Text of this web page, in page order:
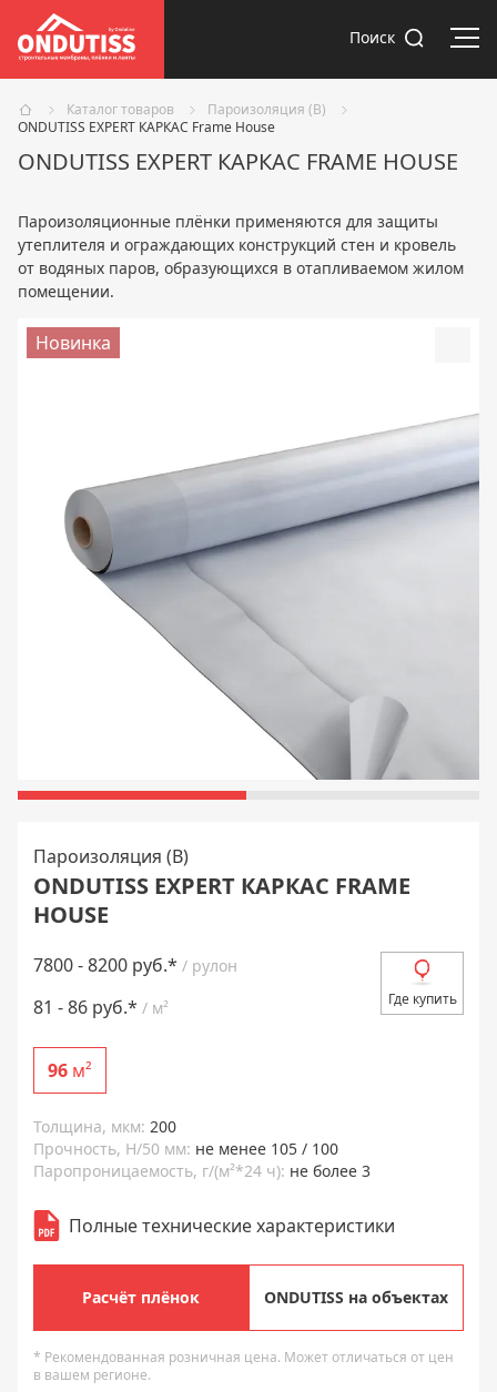
Поиск
Каталог товаров
Пароизоляция (В)
ONDUTISS EXPERT КАРКАС Frame House
ONDUTISS EXPERT КАРКАС FRAME HOUSE
Пароизоляционные плёнки применяются для защиты
утеплителя и ограждающих конструкций стен и кровель
от водяных паров, образующихся в отапливаемом жилом
помещении.
Новинка
Пароизоляция (В)
ONDUTISS EXPERT КАРКАС FRAME
HOUSE
7800 - 8200 руб.* / рулон
81 - 86 руб.* / м² Где купить
96м²
Толщина, мкм: 200
Прочность, Н/50 мм: не менее 105 / 100
Паропроницаемость, г/(м²*24 ч): не более 3
Полные технические характеристики
Расчёт плёнок ONDUTISS на объектах
* Рекомендованная розничная цена. Может отличаться от цен
в вашем регионе.